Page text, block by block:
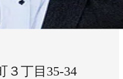
３丁目35-34